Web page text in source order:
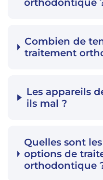
orthodontique
Combien de
traitement
Les appareils
ils mal ?
Quelles sont
options de
orthodontique